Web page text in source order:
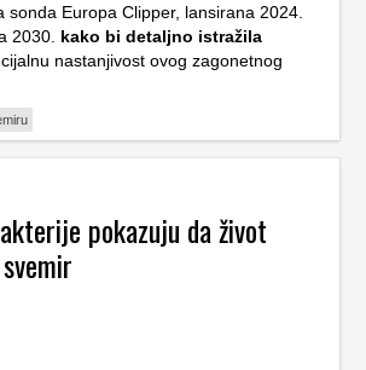
sonda Europa Clipper, lansirana 2024.
2030. kako bi detaljno istražila
nastanjivost ovog zagonetnog
pokazuju da život